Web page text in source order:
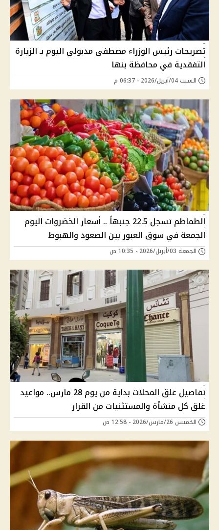
تصريحات رئيس الوزراء مصطفى مدبولي اليوم بـ الزيارة
التفقدية في محافظة بنها
السبت 04/أبريل/2026 - 06:37 م
الطماطم تسجل 22.5 جنبهاً .. أسعار الخضروات اليوم
الجمعة في سوق العبور بين الصعود والهبوط
الجمعة 03/أبريل/2026 - 10:35 ص
تفاصيل غلق المحلات بداية من يوم 28 مارس.. مواعيد
غلق كل منشأة والمستثنيات من القرار
الخميس 26/مارس/2026 - 12:58 ص